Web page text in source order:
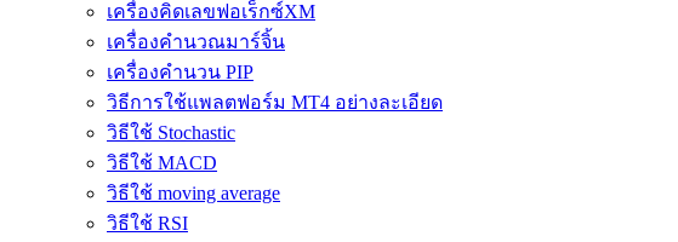
เครื่องคิดเลขฟอเร็กซ์XM
เครื่องคำนวณมาร์จิ้น
เครื่องคำนวน PIP
วิธีการใช้แพลตฟอร์ม MT4 อย่างละเอียด
วิธีใช้ Stochastic
วิธีใช้ MACD
วิธีใช้ moving average
วิธีใช้ RSI